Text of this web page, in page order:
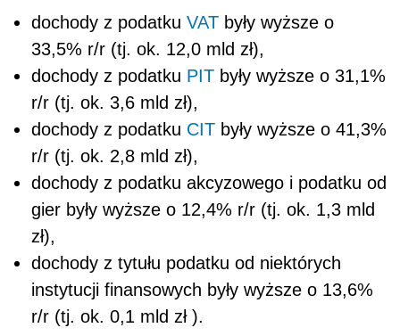
dochody z podatku VAT były wyższe o
33,5% r/r (tj. ok. 12,0 mld zł),
dochody z podatku PIT były wyższe o 31,1%
r/r (tj. ok. 3,6 mld zł),
dochody z podatku CIT były wyższe o 41,3%
r/r (tj. ok. 2,8 mld zł),
dochody z podatku akcyzowego i podatku od
gier były wyższe o 12,4% r/r (tj. ok. 1,3 mld
zł),
dochody z tytułu podatku od niektórych
instytucji finansowych były wyższe o 13,6%
r/r (tj. ok. 0,1 mld zł ).